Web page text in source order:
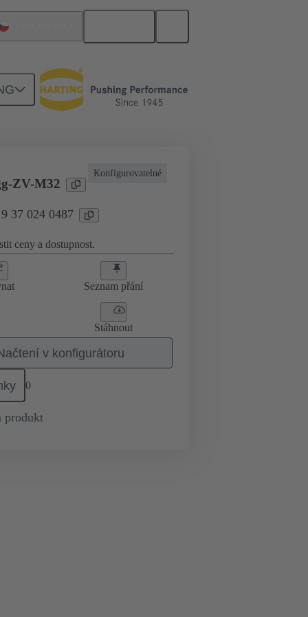
19 37 024 0487
Konfigurovatelné
ZV-M32
37 024 0487
ceny a dostupnost.
Seznam přání
Stáhnout
v konfigurátoru
0
produkt